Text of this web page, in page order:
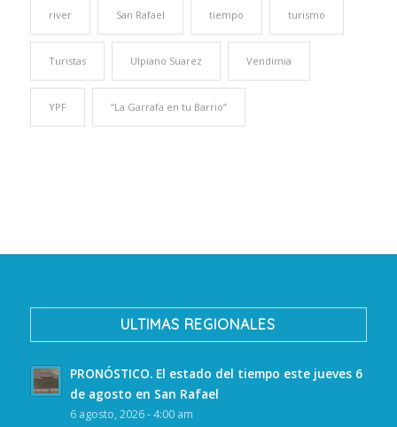
river San Rafael tiempo turismo
Turistas Ulpiano Suarez Vendimia
YPF “La Garrafa en tu Barrio”
ULTIMAS REGIONALES
PRONÓSTICO. El estado del tiempo este jueves 6
de agosto en San Rafael
6 agosto, 2026 - 4:00 am